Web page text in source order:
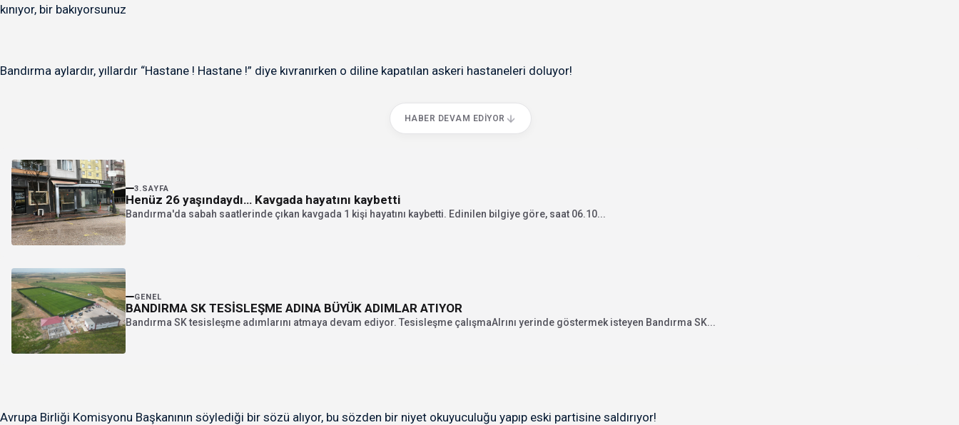
kınıyor, bir bakıyorsunuz
Bandırma aylardır, yıllardır “Hastane ! Hastane !” diye kıvranırken o diline kapatılan askeri hastaneleri doluyor!
HABER DEVAM EDIYOR
3.SAYFA
Henüz 26 yaşındaydı… Kavgada hayatını kaybetti
Bandırma'da sabah saatlerinde çıkan kavgada 1 kişi hayatını kaybetti. Edinilen bilgiye göre, saat 06.10...
GENEL
BANDIRMA SK TESİSLEŞME ADINA BÜYÜK ADIMLAR ATIYOR
Bandırma SK tesisleşme adımlarını atmaya devam ediyor. Tesisleşme çalışmaAlrını yerinde göstermek isteyen Bandırma SK...
Avrupa Birliği Komisyonu Başkanının söylediği bir sözü alıyor, bu sözden bir niyet okuyuculuğu yapıp eski partisine saldırıyor!